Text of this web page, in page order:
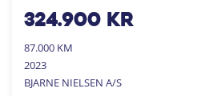
324.900kr
87.000 KM
2023
BJARNE NIELSEN A/S